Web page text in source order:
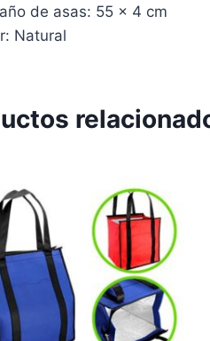
de asas: 55 x 4 cm
Natural